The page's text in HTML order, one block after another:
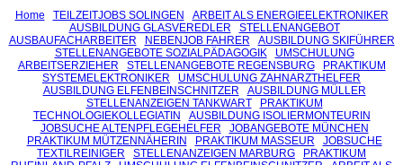
Home
TEILZEITJOBS SOLINGEN
ARBEIT ALS ENERGIEELEKTRONIKER
AUSBILDUNG GLASVEREDLER
STELLENANGEBOT
AUSBAUFACHARBEITER
NEBENJOB FAHRER
AUSBILDUNG SKIFÜHRER
STELLENANGEBOTE SOZIALPÄDAGOGIK
UMSCHULUNG
ARBEITSERZIEHER
STELLENANGEBOTE REGENSBURG
PRAKTIKUM
SYSTEMELEKTRONIKER
UMSCHULUNG ZAHNARZTHELFER
AUSBILDUNG ELFENBEINSCHNITZER
AUSBILDUNG MÜLLER
STELLENANZEIGEN TANKWART
PRAKTIKUM
TECHNOLOGIEKOLLEGIATIN
AUSBILDUNG ISOLIERMONTEURIN
JOBSUCHE ALTENPFLEGEHELFER
JOBANGEBOTE MÜNCHEN
PRAKTIKUM MÜTZENNÄHERIN
PRAKTIKUM MASSEUR
JOBSUCHE
TEXTILREINIGER
STELLENANZEIGEN MARBURG
PRAKTIKUM